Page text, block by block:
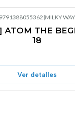
9791388055362 |MILKY WAY
ATOM THE
18
Ver detalles